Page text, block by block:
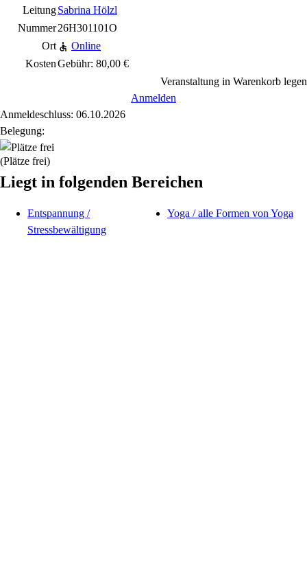
LeitungSabrina Hölzl
Nummer26H301101O
Ort
Online
KostenGebühr: 80,00 €
Veranstaltung in Warenkorb legen
Anmelden
Anmeldeschluss: 06.10.2026
Belegung:
(Plätze frei)
Liegt in folgenden Bereichen
Entspannung /
Stressbewältigung
Yoga / alle Formen von Yoga